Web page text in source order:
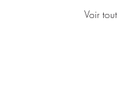
Voir tout